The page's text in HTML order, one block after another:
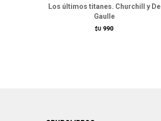
Los últimos titanes. Churchill y De
Gaulle
$U 990